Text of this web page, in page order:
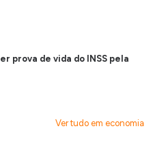
prova de vida do INSS pela
Ver tudo em economia